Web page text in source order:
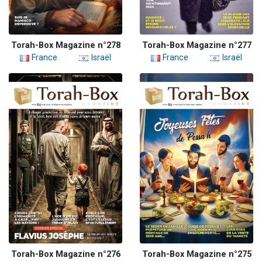
Torah-Box Magazine n°278
France
Israël
Torah-Box Magazine n°277
France
Israël
Torah-Box Magazine n°276
Torah-Box Magazine n°275